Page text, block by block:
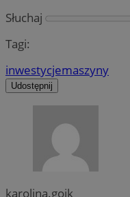
Słuchaj
Tagi:
inwestycjemaszyny
Udostępnij
karolina.goik